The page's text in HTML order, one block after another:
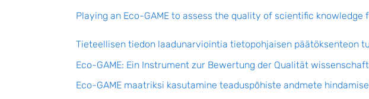
Playing an Eco-GAME to assess the quality of scientific
Tieteellisen tiedon laadunarviointia tietopohjaisen päätöksenteon
Eco-GAME: Ein Instrument zur Bewertung der Qualität
Eco-GAME maatriksi kasutamine teaduspõhiste andmete